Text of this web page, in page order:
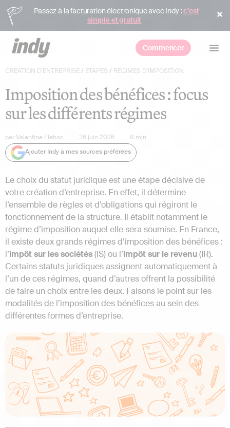
Passez à la facturation électronique avec Indy :c’est
simple et gratuit
Commencer
CRÉATION D'ENTREPRISE/ ETAPES / RÉGIMES D'IMPOSITION
Imposition des bénéfices : focus
sur les différents régimes
parValentine Flehoc 26 juin 2026 8 min
Ajouter Indy à mes sources préférées
Le choix du statut juridique est une étape décisive de
votre création d’entreprise. En effet, il détermine
l’ensemble de règles et d’obligations qui régiront le
fonctionnement de la structure. Il établit notamment le
régime d’imposition auquel elle sera soumise. En France,
il existe deux grands régimes d’imposition des bénéfices :
l’impôt sur les sociétés(IS) ou l’impôt sur le revenu(IR).
Certains statuts juridiques assignent automatiquement à
l’un de ces régimes, quand d’autres offrent la possibilité
de faire un choix entre les deux. Faisons le point sur les
modalités de l’imposition des bénéfices au sein des
différentes formes d’entreprise.